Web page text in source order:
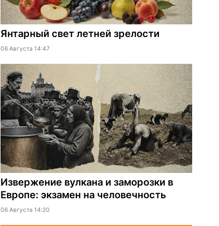
Янтарный свет летней зрелости
06 Августа 14:47
Извержение вулкана и заморозки в
Европе: экзамен на человечность
06 Августа 14:20